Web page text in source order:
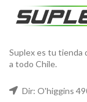
Suplex es tu tienda
a todo Chile.
Dir: O'higgins